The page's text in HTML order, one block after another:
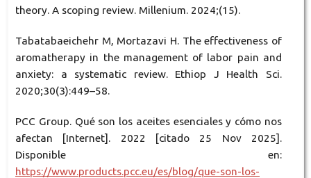
theory. A scoping review. Millenium. 2024;(15).
Tabatabaeichehr M, Mortazavi H. The effectiveness of
aromatherapy in the management of labor pain and
anxiety: a systematic review. Ethiop J Health Sci.
2020;30(3):449–58.
PCC Group. Qué son los aceites esenciales y cómo nos
afectan [Internet]. 2022 [citado 25 Nov 2025].
Disponible en:
https://www.products.pcc.eu/es/blog/que-son-los-